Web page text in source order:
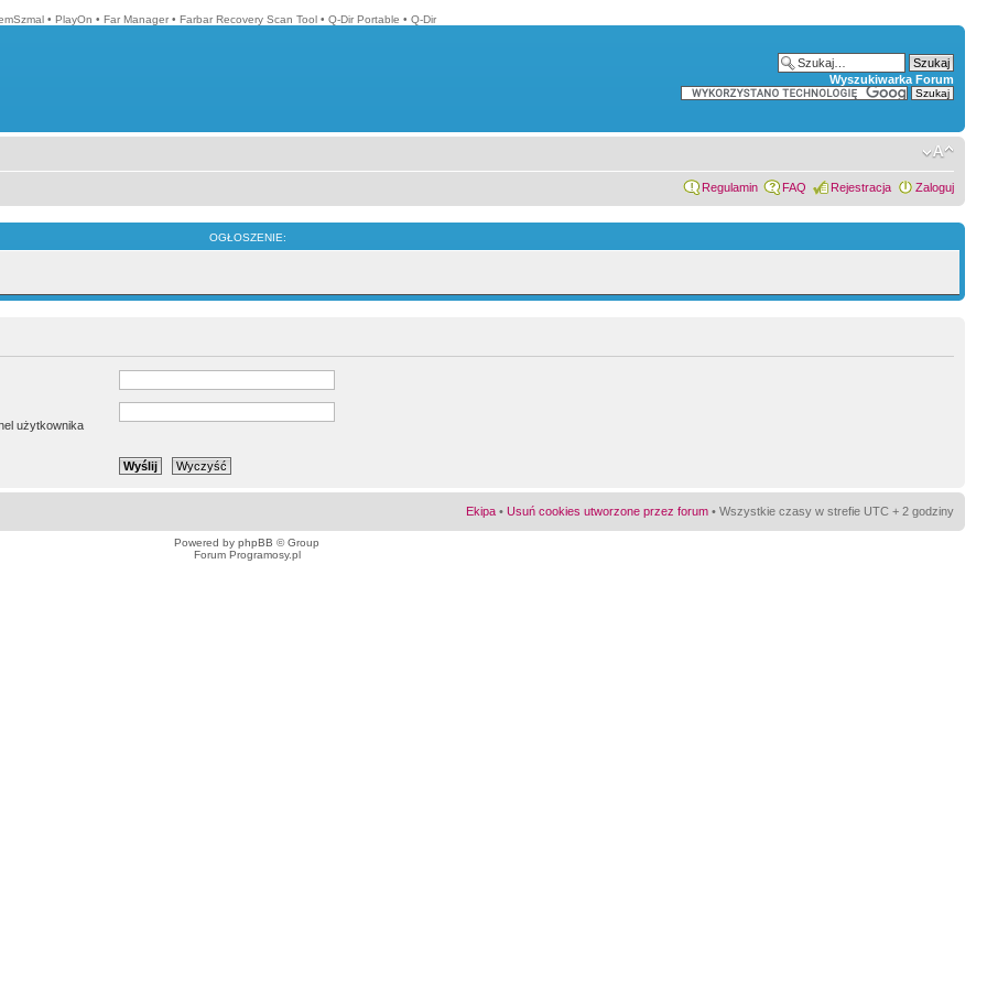
• PlayOn • Far Manager • Farbar Recovery Scan Tool • Q-Dir Portable • Q-Dir
Wyszukiwarka Forum
Regulamin FAQ Rejestracja Zaloguj
OGŁOSZENIE:
użytkownika
Ekipa • Usuń cookies utworzone przez forum • Wszystkie czasy w strefie UTC + 2 godziny
Powered by phpBB © Group
Forum Programosy.pl